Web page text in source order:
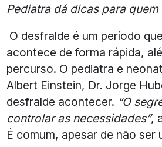
Pediatra dá dicas para
O desfralde é um período
acontece de forma rápida,
percurso. O pediatra e
Albert Einstein, Dr. Jorge
desfralde acontecer. “O
controlar as necessidades”,
É comum, apesar de não